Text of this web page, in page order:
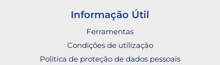
Informação Útil
Ferramentas
Condições de utilização
Politica de proteção de dados pessoais